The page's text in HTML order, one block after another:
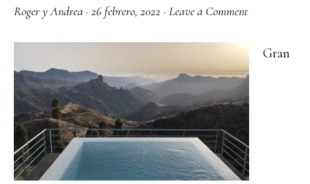
Roger y Andrea · 26 febrero, 2022 · Leave a Comment
Gran